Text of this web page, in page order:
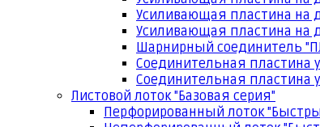
Усиливающая пластина на
Усиливающая пластина на
Шарнирный соединитель
Соединительная пластина
Соединительная пластина
Листовой лоток "Базовая серия"
Перфорированный лоток